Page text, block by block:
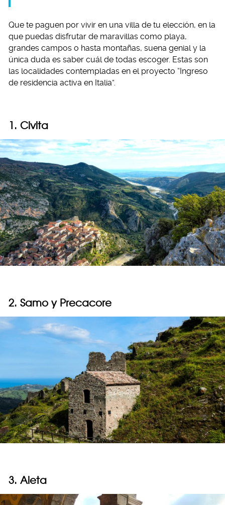
Que te paguen por vivir en una villa de tu elección, en la
que puedas disfrutar de maravillas como playa,
grandes campos o hasta montañas, suena genial y la
única duda es saber cuál de todas escoger. Estas son
las localidades contempladas en el proyecto “Ingreso
de residencia activa en Italia”.
1. Civita
2. Samo y Precacore
3. Aieta